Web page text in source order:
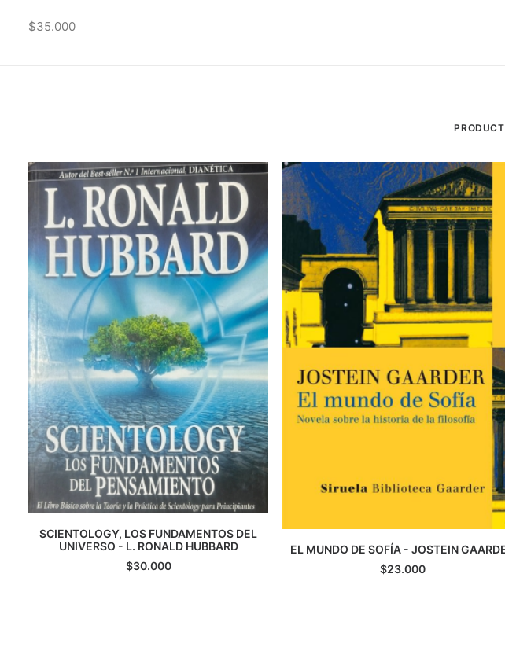
$35.000
AGREGAR AL CARRITO
SCIENTOLOGY, LOS FUNDAMENTOS DEL
UNIVERSO - L. RONALD HUBBARD
$30.000 AGREGAR AL CARRITO
EL MUNDO DE SOFÍA - JOSTEIN
$23.000